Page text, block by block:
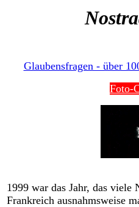
Glaubensfragen - über
Foto-
1999 war das Jahr, das viele
Frankreich ausnahmsweise